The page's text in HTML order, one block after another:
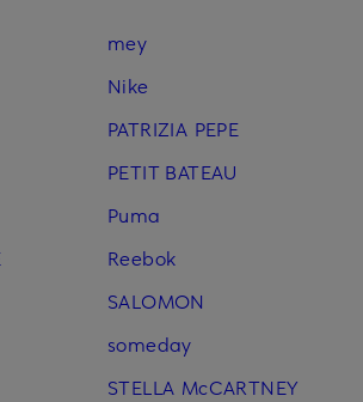
mey
Nike
PATRIZIA PEPE
PETIT BATEAU
Puma
Reebok
SALOMON
someday
STELLA McCARTNEY